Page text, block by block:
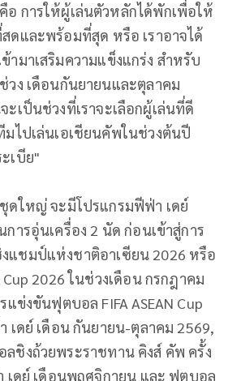
การให้ผู้เล่นตัวหลักได้พักเพื่อให้
ดและพร้อมที่สุด หรือ เราอาจได้
ามาเสริมความแข็งแกร่ง สำหรับ
วง เดือนกันยายนและตุลาคม
ะเป็นช่วงที่เราจะเลือกผู้เล่นที่ดี
ไปเล่นเอเชียนคัพในช่วงต้นปี
เบีย"
ดใหญ่ จะมีโปรแกรมฟีฟ่า เดย์
ารอุ่นเครื่อง 2 นัด ก่อนเข้าสู่การ
งแชมป์แห่งชาติอาเซียน 2026 หรือ
Cup 2026 ในช่วงเดือน กรกฎาคม
แข่งขันฟุตบอล FIFA ASEAN Cup
เดย์ เดือน กันยายน-ตุลาคม 2569,
ลชิงถ้วยพระราชทาน คิงส์ คัพ ครั้ง
เดย์ เดือนพฤศจิกายน และ ฟุตบอล